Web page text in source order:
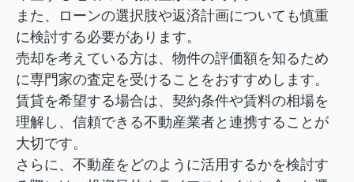
また、ローンの選択肢や返済計画についても慎重
に検討する必要があります。
売却を考えている方は、物件の評価額を知るため
に専門家の査定を受けることをおすすめします。
賃貸を希望する場合は、契約条件や賃料の相場を
理解し、信頼できる不動産業者と連携することが
大切です。
さらに、不動産をどのように活用するかを検討す